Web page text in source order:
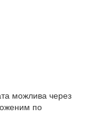
можлива через
по